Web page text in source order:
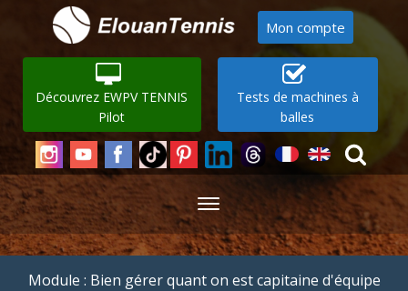
Mon compte
Découvrez EWPV TENNIS
Pilot
Tests de machines à
balles
Module : Bien gérer quant on est capitaine d'équipe